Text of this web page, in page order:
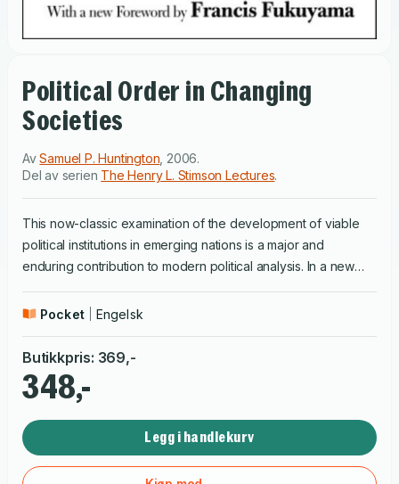
Political Order in Changing
Societies
AvSamuel P. Huntington 2006.
Del av serien The Henry L. Stimson Lectures.
This now-classic examination of the development of viable
political institutions in emerging nations is a major and
enduring contribution to modern political analysis. In a new
achievement, examining the context of the book’s original
volume, examining as it does the relation between
development and stability, is an interesting and exciting
addition to the literature.”—American Political Science
politics or in the study of development.”—Dankwart A. Rustow,
Journal of International Affairs
Pocket Engelsk
Butikkpris: 369,-
348,-
Legg i handlekurv